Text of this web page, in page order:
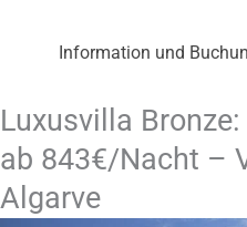
Information und
Luxusvilla
ab 843€/Nacht –
Algarve